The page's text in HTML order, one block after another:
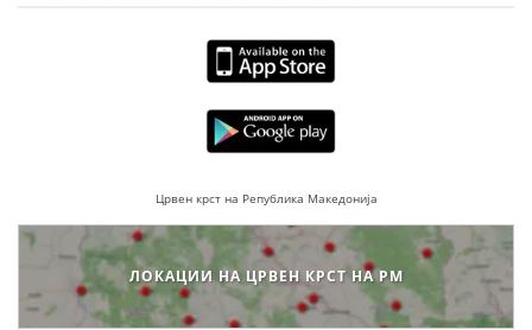
ПРИРАЧНИЦИ
СТРАТЕГИИ
ЕДУКАТИВНО ИНФОРМАТИВНИ МАТЕРИЈАЛИ
БРОШУРИ
Црвен крст на Република Македонија
ЛОКАЦИИ НА ЦРВЕН КРСТ НА РМ